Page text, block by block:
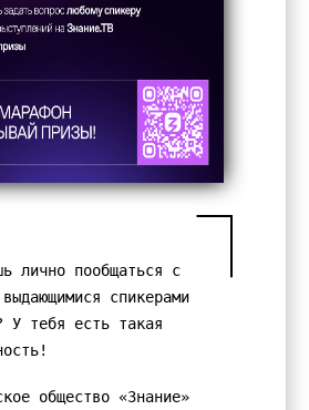
России
дистанционных
аттестация (ГИА)
(ИС-9)
процедур в ОУ
лично пообщаться с
спикерами
У тебя есть такая
общество «Знание»